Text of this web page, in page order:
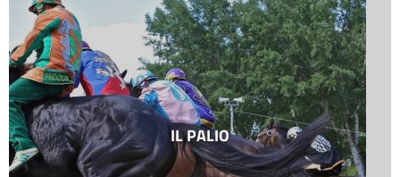
IL PALIO